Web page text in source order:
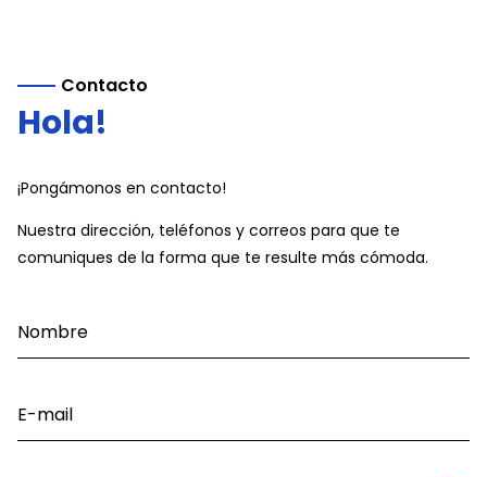
Contacto
Hola!
¡Pongámonos en contacto!
Nuestra dirección, teléfonos y correos para que te
comuniques de la forma que te resulte más cómoda.